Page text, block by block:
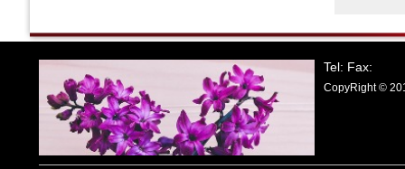
Tel: Fax:
CopyRight ©